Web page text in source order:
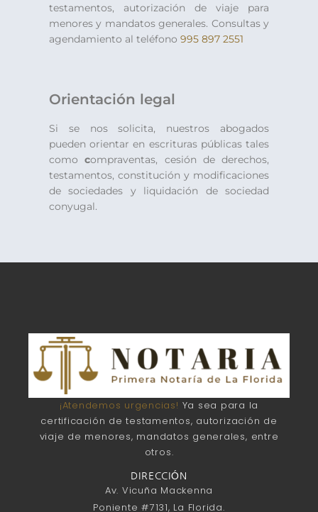
testamentos, autorización de viaje para
menores y mandatos generales. Consultas y
agendamiento al teléfono 995 897 2551
Orientación legal
Si se nos solicita, nuestros abogados
pueden orientar en escrituras públicas tales
comocompraventas, cesión de derechos,
testamentos, constitución y modificaciones
de sociedades y liquidación de sociedad
conyugal.
¡Atendemos urgencias! Ya sea para la
certificación de testamentos, autorización de
viaje de menores, mandatos generales, entre
otros.
DIRECCIÓN
Av. Vicuña Mackenna
Poniente #7131, La Florida.